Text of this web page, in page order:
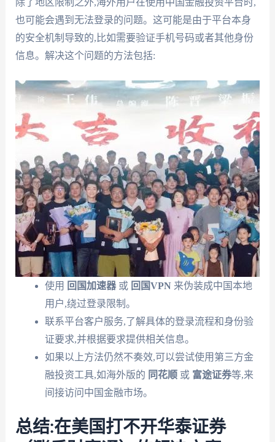
除了地区限制之外,海外用户在使用中国金融投资平台时,
也可能会遇到无法登录的问题。这可能是由于平台本身
的安全机制导致的,比如需要验证手机号码或者其他身份
信息。解决这个问题的方法包括:
使用 回国加速器或 回国VPN来伪装成中国本地
用户,绕过登录限制。
联系平台客户服务,了解具体的登录流程和身份验
证要求,并根据要求提供相关信息。
如果以上方法仍然不奏效,可以尝试使用第三方金
融投资工具,如海外版的 同花顺或 富途证券等,来
间接访问中国金融市场。
总结:在美国打不开华泰证券